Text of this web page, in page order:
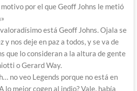
por el que Geoff Johns le metió
está Geoff Johns. Ojala se
y nos deje en paz a todos, y se va de
que lo consideran a la altura de gente
o Gerard Way.
no veo Legends porque no está en
mejor cogen al indio? Vale, había